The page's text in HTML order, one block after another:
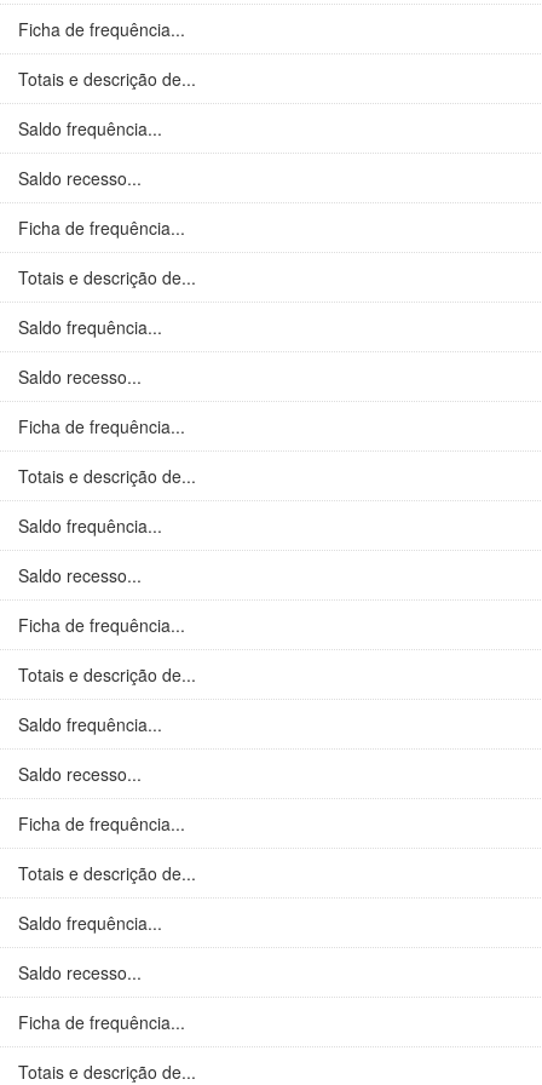
Ficha de frequência...
Totais e descrição de...
Saldo frequência...
Saldo recesso...
Ficha de frequência...
Totais e descrição de...
Saldo frequência...
Saldo recesso...
Ficha de frequência...
Totais e descrição de...
Saldo frequência...
Saldo recesso...
Ficha de frequência...
Totais e descrição de...
Saldo frequência...
Saldo recesso...
Ficha de frequência...
Totais e descrição de...
Saldo frequência...
Saldo recesso...
Ficha de frequência...
Totais e descrição de...